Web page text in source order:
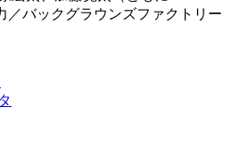
バックグラウンズファクトリー